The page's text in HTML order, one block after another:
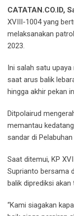
CATATAN.CO.ID,
XVIII-1004 yang
melaksanakan
2023.
Ini salah satu
saat arus balik
hingga akhir pekan
Ditpolairud
memantau
sandar di
Saat ditemui, KP
Suprianto bersama
balik diprediksi
“Kami siagakan